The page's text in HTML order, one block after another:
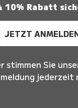
Rabatt
JETZT
stimmen Sie
jederzeit